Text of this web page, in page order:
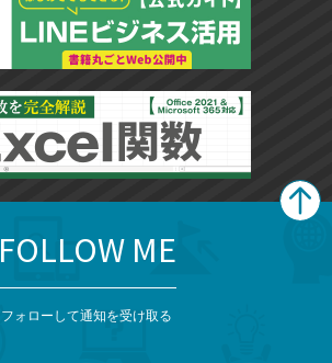
FOLLOW ME
フォローして通知を受け取る